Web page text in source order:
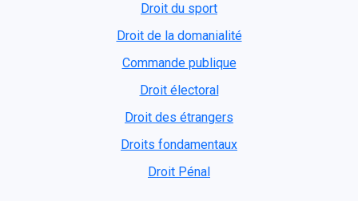
Droit du sport
Droit de la domanialité
Commande publique
Droit électoral
Droit des étrangers
Droits fondamentaux
Droit Pénal